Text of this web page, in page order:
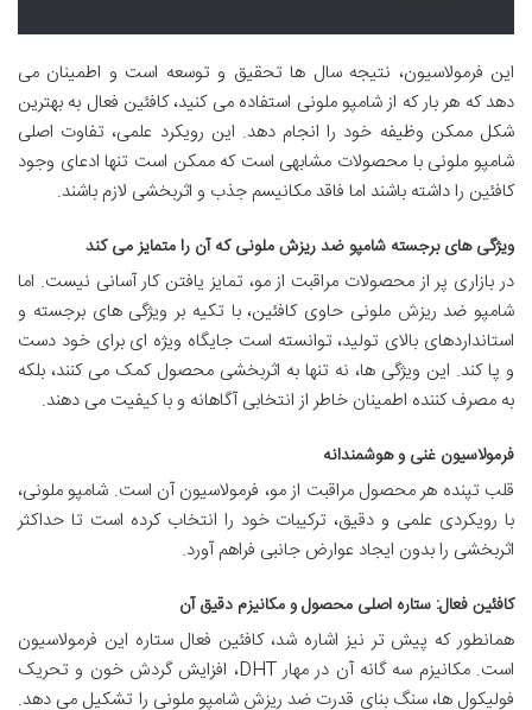
این فرمولاسیون، نتیجه سال ها تحقیق و توسعه است و اطمینان می
دهد که هر بار که از شامپو ملونی استفاده می کنید، کافئین فعال به بهترین
شکل ممکن وظیفه خود را انجام دهد. این رویکرد علمی، تفاوت اصلی
شامپو ملونی با محصولات مشابهی است که ممکن است تنها ادعای وجود
کافئین را داشته باشند اما فاقد مکانیسم جذب و اثربخشی لازم باشند.
ویژگی های برجسته شامپو ضد ریزش ملونی که آن را متمایز می کند
در بازاری پر از محصولات مراقبت از مو، تمایز یافتن کار آسانی نیست. اما
شامپو ضد ریزش ملونی حاوی کافئین، با تکیه بر ویژگی های برجسته و
استانداردهای بالای تولید، توانسته است جایگاه ویژه ای برای خود دست
و پا کند. این ویژگی ها، نه تنها به اثربخشی محصول کمک می کنند، بلکه
به مصرف کننده اطمینان خاطر از انتخابی آگاهانه و با کیفیت می دهند.
فرمولاسیون غنی و هوشمندانه
قلب تپنده هر محصول مراقبت از مو، فرمولاسیون آن است. شامپو ملونی،
با رویکردی علمی و دقیق، ترکیبات خود را انتخاب کرده است تا حداکثر
اثربخشی را بدون ایجاد عوارض جانبی فراهم آورد.
کافئین فعال: ستاره اصلی محصول و مکانیزم دقیق آن
همانطور که پیش تر نیز اشاره شد، کافئین فعال ستاره این فرمولاسیون
است. مکانیزم سه گانه آن در مهار DHT، افزایش گردش خون و تحریک
فولیکول ها، سنگ بنای قدرت ضد ریزش شامپو ملونی را تشکیل می دهد.